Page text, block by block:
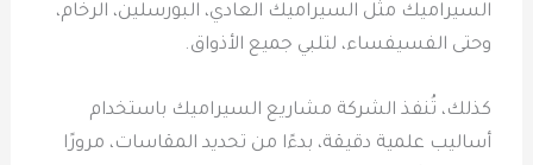
السيراميك مثل السيراميك العادي، البورسلين، الرخام،
وحتى الفسيفساء، لتلبي جميع الأذواق.
كذلك، تُنفذ الشركة مشاريع السيراميك باستخدام
أساليب علمية دقيقة، بدءًا من تحديد المقاسات، مرورًا